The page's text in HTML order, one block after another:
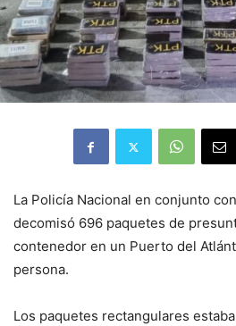
La Policía Nacional en conjunto
decomisó 696 paquetes de
contenedor en un Puerto del
persona.
Los paquetes rectangulares